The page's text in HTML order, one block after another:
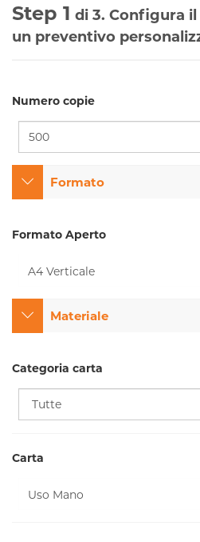
Step 1 di 3. Configura
un preventivo
Numero copie
Formato
Formato Aperto
Materiale
Categoria carta
Carta